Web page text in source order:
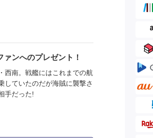
ンへのプレゼント！
西南。戦艦にはこれまでの航
していたのだが海賊に襲撃さ
手だった!